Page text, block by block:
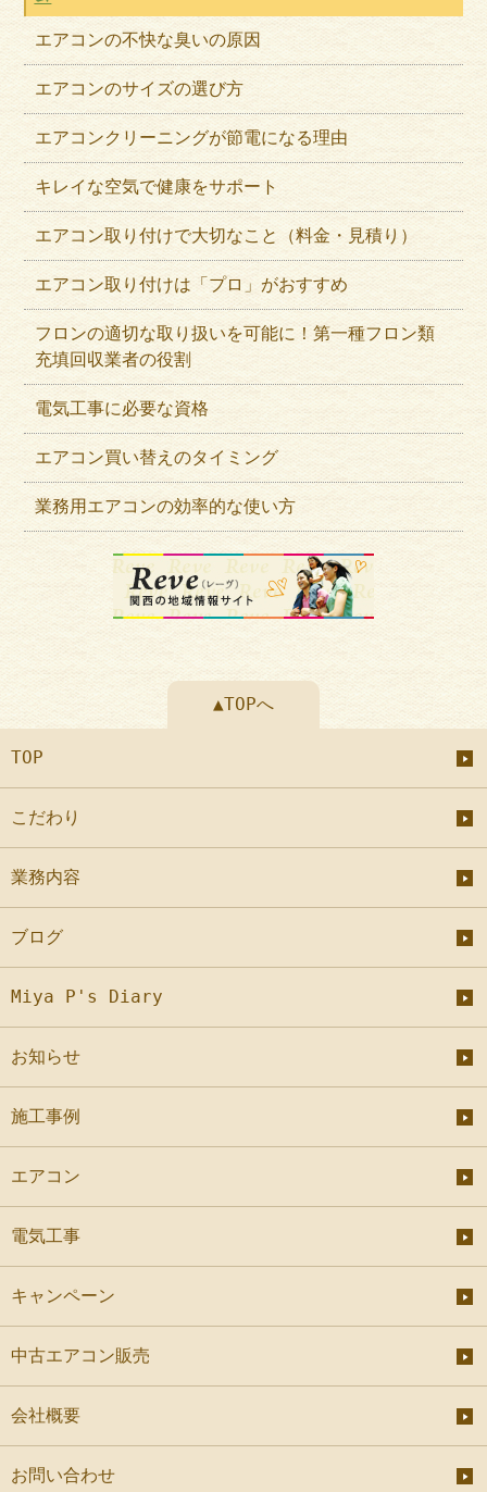
エアコンの不快な臭いの原因
エアコンのサイズの選び方
エアコンクリーニングが節電になる理由
キレイな空気で健康をサポート
エアコン取り付けで大切なこと（料金・見積り）
エアコン取り付けは「プロ」がおすすめ
フロンの適切な取り扱いを可能に！第一種フロン類
充填回収業者の役割
電気工事に必要な資格
エアコン買い替えのタイミング
業務用エアコンの効率的な使い方
▲TOPへ
TOP
こだわり
業務内容
ブログ
Miya P's Diary
お知らせ
施工事例
エアコン
電気工事
キャンペーン
中古エアコン販売
会社概要
お問い合わせ